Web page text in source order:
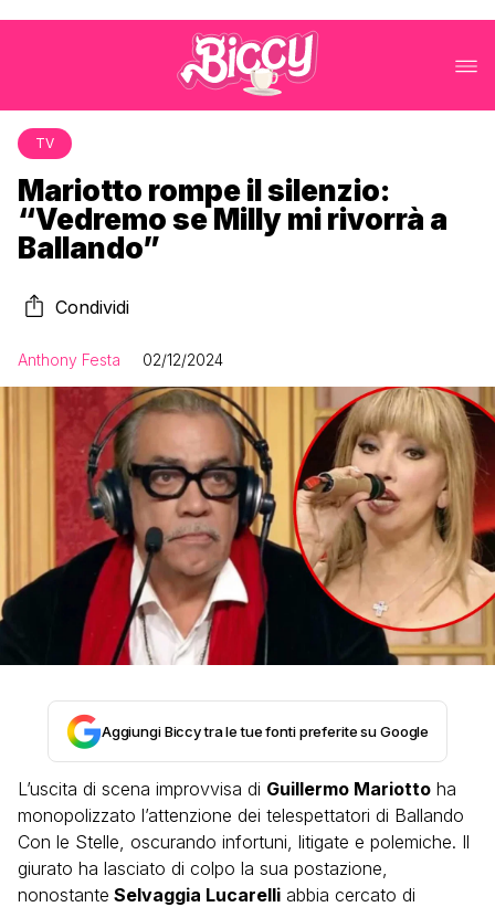
TV
Mariotto rompe il silenzio:
“Vedremo se Milly mi rivorrà a
Ballando”
Condividi
Anthony Festa 02/12/2024
Aggiungi Biccy tra le tue fonti preferite su Google
L’uscita di scena improvvisa di Guillermo Mariotto ha
monopolizzato l’attenzione dei telespettatori di Ballando
Con le Stelle, oscurando infortuni, litigate e polemiche. Il
giurato ha lasciato di colpo la sua postazione,
nonostante Selvaggia Lucarelli abbia cercato di